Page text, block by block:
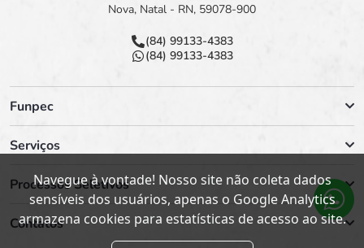
Nova, Natal - RN, 59078-900
(84) 99133-4383
(84) 99133-4383
Funpec
Serviços
Processos Seletivos
Contatos
Navegue à vontade! Nosso site não coleta dados
sensíveis dos usuários, apenas o Google Analytics
armazena cookies para estatísticas de acesso ao site.